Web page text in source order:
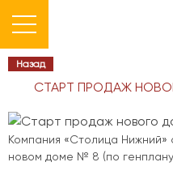
Назад
СТАРТ ПРОДАЖ
Компания «Столица
новом доме № 8 (по